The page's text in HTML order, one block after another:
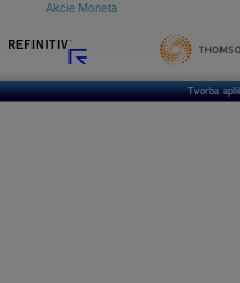
Akcie Moneta
Tvorba